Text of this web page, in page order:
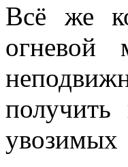
Всё же
огневой